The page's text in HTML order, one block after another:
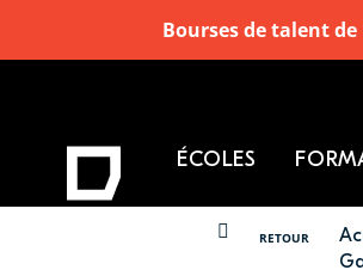
RETOUR
VOUS ÊTES ICI
ÉCOLES
Bourses de talent de